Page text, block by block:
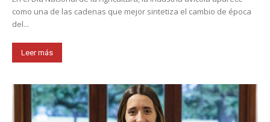
como una de las cadenas que mejor sintetiza el cambio de época
del...
Leer más